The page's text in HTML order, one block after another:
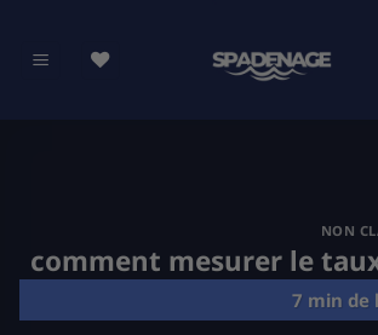
contenu
NON
comment mesurer le